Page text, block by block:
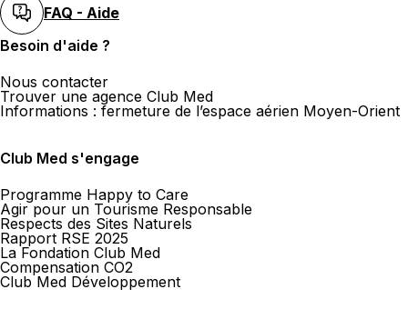
FAQ - Aide
Besoin d'aide ?
Nous contacter
Trouver une agence Club Med
Informations : fermeture de l’espace aérien Moyen-Orient
Club Med s'engage
Programme Happy to Care
Agir pour un Tourisme Responsable
Respects des Sites Naturels
Rapport RSE 2025
La Fondation Club Med
Compensation CO2
Club Med Développement